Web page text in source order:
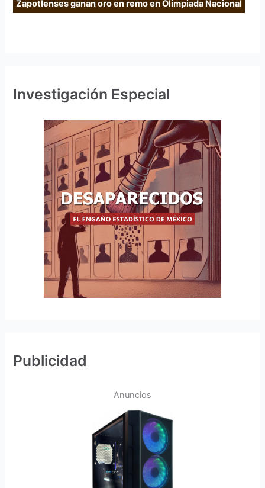
Zapotlenses ganan oro en remo en Olimpiada Nacional
Investigación Especial
Publicidad
Anuncios